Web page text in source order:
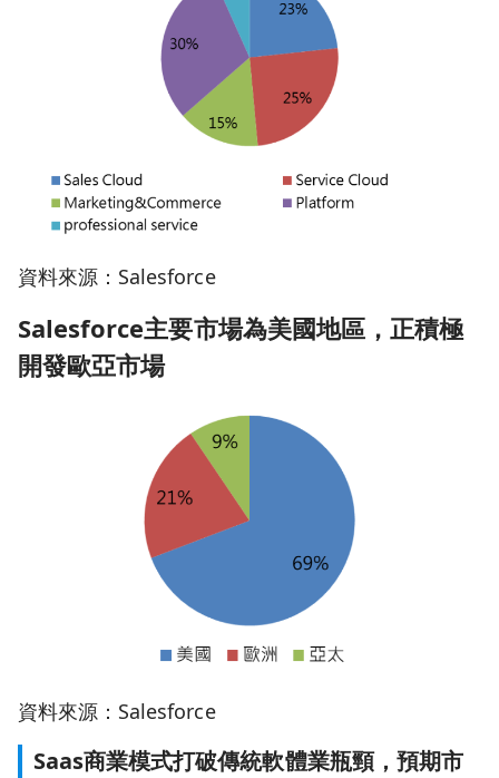
資料來源：Salesforce
Salesforce主要市場為美國地區，正積極
開發歐亞市場
資料來源：Salesforce
Saas商業模式打破傳統軟體業瓶頸，預期市